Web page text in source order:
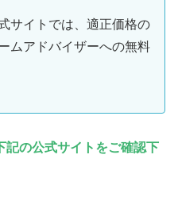
サイトでは、適正価格の
ムアドバイザーへの無料
記の公式サイトをご確認下